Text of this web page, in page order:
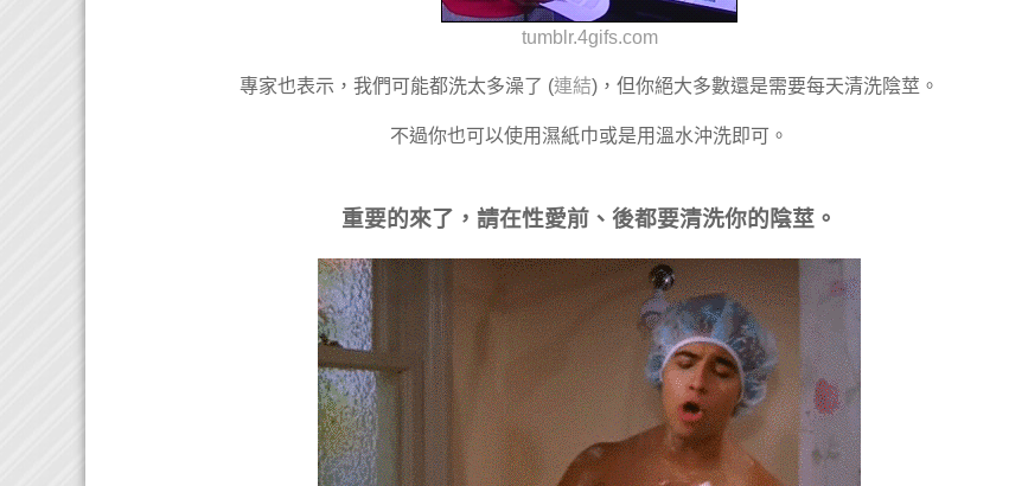
tumblr.4gifs.com
專家也表示，我們可能都洗太多澡了 (連結)，但你絕大多數還是需要每天清洗陰莖。
不過你也可以使用濕紙巾或是用溫水沖洗即可。
重要的來了，請在性愛前、後都要清洗你的陰莖。